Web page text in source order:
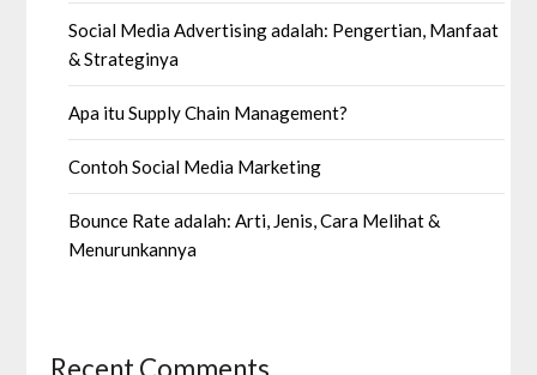
Social Media Advertising adalah: Pengertian, Manfaat
& Strateginya
Apa itu Supply Chain Management?
Contoh Social Media Marketing
Bounce Rate adalah: Arti, Jenis, Cara Melihat &
Menurunkannya
Recent Comments